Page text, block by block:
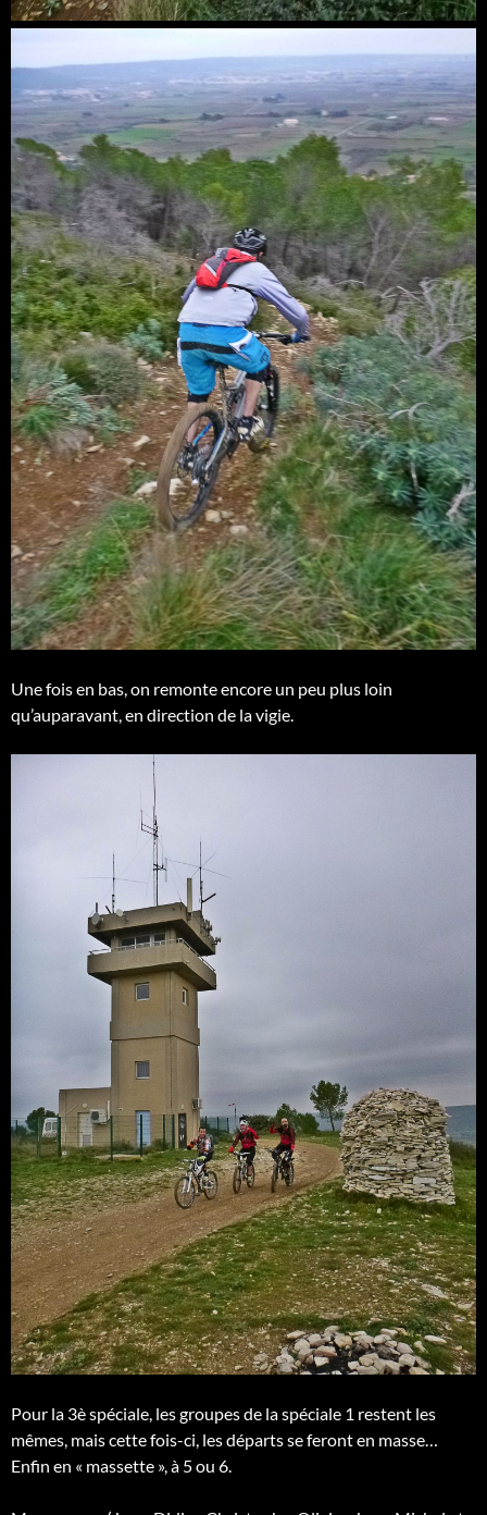
Une fois en bas, on remonte encore un peu plus loin
qu’auparavant, en direction de la vigie.
Pour la 3è spéciale, les groupes de la spéciale 1 restent les
mêmes, mais cette fois-ci, les départs se feront en masse…
Enfin en « massette », à 5 ou 6.